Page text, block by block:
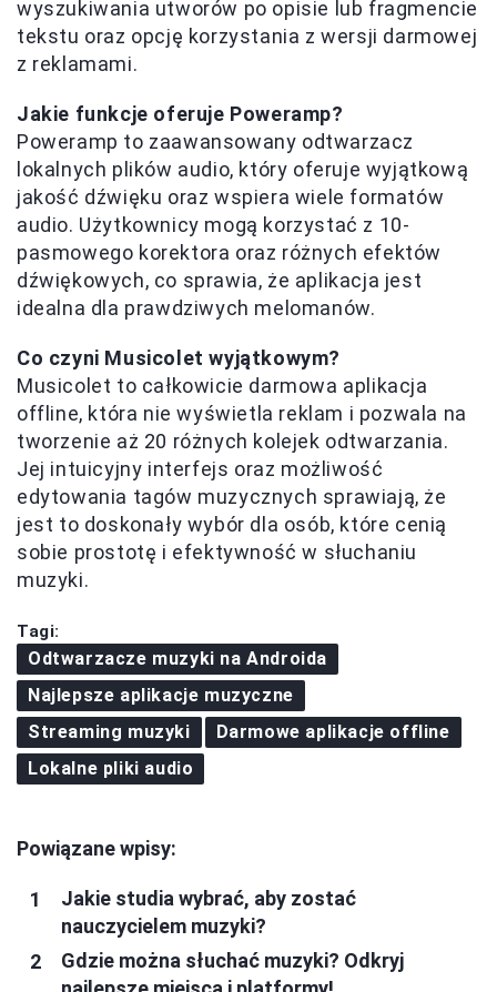
wyszukiwania utworów po opisie lub fragmencie
tekstu oraz opcję korzystania z wersji darmowej
z reklamami.
Jakie funkcje oferuje Poweramp?
Poweramp to zaawansowany odtwarzacz
lokalnych plików audio, który oferuje wyjątkową
jakość dźwięku oraz wspiera wiele formatów
audio. Użytkownicy mogą korzystać z 10-
pasmowego korektora oraz różnych efektów
dźwiękowych, co sprawia, że aplikacja jest
idealna dla prawdziwych melomanów.
Co czyni Musicolet wyjątkowym?
Musicolet to całkowicie darmowa aplikacja
offline, która nie wyświetla reklam i pozwala na
tworzenie aż 20 różnych kolejek odtwarzania.
Jej intuicyjny interfejs oraz możliwość
edytowania tagów muzycznych sprawiają, że
jest to doskonały wybór dla osób, które cenią
sobie prostotę i efektywność w słuchaniu
muzyki.
Tagi:
Odtwarzacze muzyki na Androida
Najlepsze aplikacje muzyczne
Streaming muzyki
Darmowe aplikacje offline
Lokalne pliki audio
Powiązane wpisy:
Jakie studia wybrać, aby zostać
nauczycielem muzyki?
Gdzie można słuchać muzyki? Odkryj